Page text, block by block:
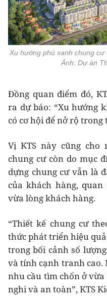
Xu hướng phủ xanh chung
Ảnh: Dự án
Đồng quan điểm đó,
ra dự báo: “Xu hướng
có cơ hội để nở rộ trong
Vị KTS này cũng
chung cư còn do mục
dựng chung cư vẫn là
của khách hàng,
vừa lòng khách hàng.
“Thiết kế chung cư
thức phát triển hiệu
trong bối cảnh số
và tính cạnh tranh cao.
nhu cầu tìm chốn ở
nghi và an toàn”, KTS